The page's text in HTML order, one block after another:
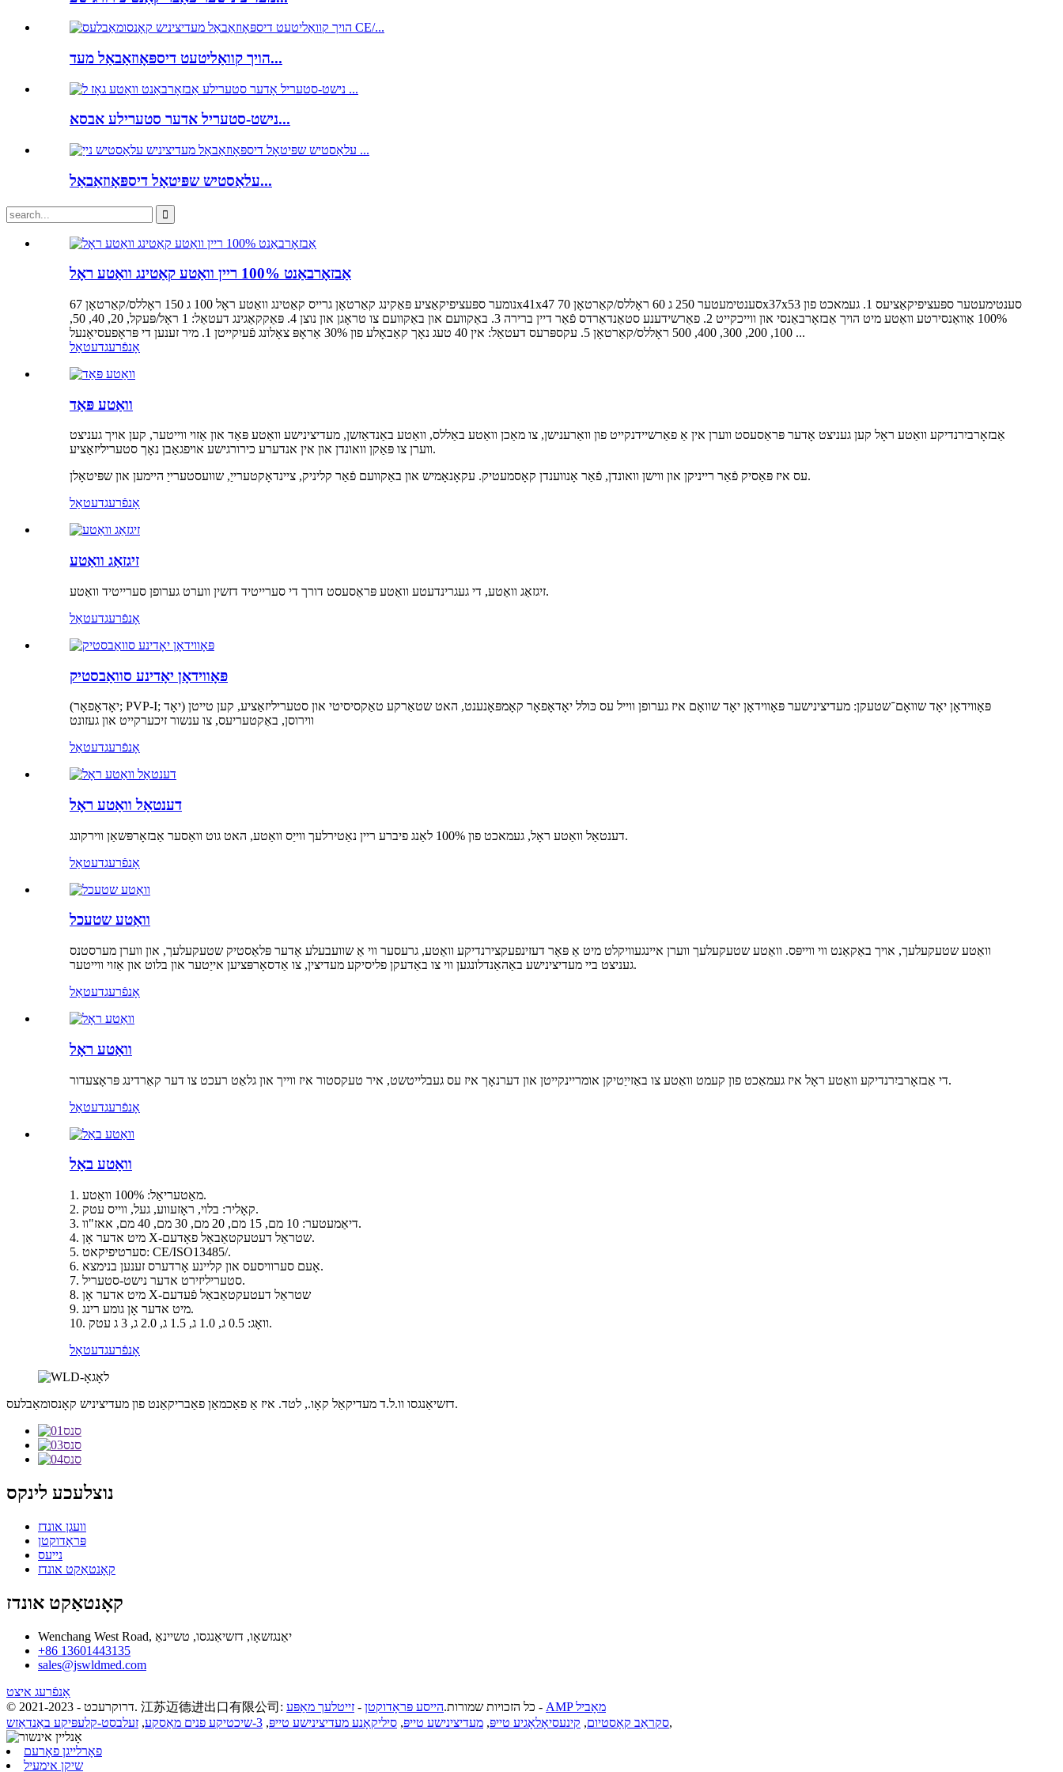
הויך קוואַליטעט דיספּאָוזאַבאַל מעד...
נישט-סטעריל אדער סטערילע אבסא...
עלאַסטיש שפּיטאָל דיספּאָוזאַבאַל...
אַבזאָרבאַנט 100% ריין וואַטע קאַטינג וואַטע ראָל
נומער ספּעציפיקאַציע פּאַקינג קאַרטאָן גרייס קאַטינג וואַטע ראָל 100 ג 150 ראָללס/קאַרטאָן 67x41x47 סענטימעטער 250 ג 60 ראָללס/קאַרטאָן 70x37x53 סענטימעטער ספּעציפיקאַציעס 1. געמאכט פון
100% אַוואַנסירטע וואַטע מיט הויך אַבזאָרבאַנסי און ווייכקייט 2. פאַרשידענע סטאַנדאַרדס פֿאַר דיין ברירה 3. באַקוועם און באַקוועם צו טראָגן און נוצן 4. פּאַקקאַגינג דעטאַל: 1 ראָל/פּעקל, 20, 40, 50,
100, 200, 300, 400, 500 ראָללס/קאַרטאָן 5. עקספּרעס דעטאַל: אין 40 טעג נאָך קאַבאָלע פון 30% אַראָפּ צאָלונג פֿעיִקייטן 1. מיר זענען די פּראָפעסיאָנעל ...
אָנפֿרעגדעטאַל
וואַטע פּאַד
אַבזאָרביִרנדיקע וואַטע ראָל קען געניצט אָדער פּראַסעסט ווערן אין אַ פאַרשיידנקייט פון וואַרענישן, צו מאַכן וואַטע באַללס, וואַטע באַנדאַזשן, מעדיצינישע וואַטע פּאַד און אַזוי ווייטער, קען אויך געניצט
ווערן צו פּאַקן וואונדן און אין אנדערע כירורגישע אויפגאַבן נאָך סטעריליזאַציע.
עס איז פּאַסיק פֿאַר רייניקן און ווישן וואונדן, פֿאַר אָנווענדן קאָסמעטיק. עקאָנאָמיש און באַקוועם פֿאַר קליניק, ציינדאָקטערייַ, שוועסטערייַ היימען און שפּיטאָלן.
אָנפֿרעגדעטאַל
זיגזאַג וואַטע
זיגזאַג וואַטע, די געגרינדעטע וואַטע פּראַסעסט דורך די סערייטיד דזשין ווערט גערופן סערייטיד וואַטע.
אָנפֿרעגדעטאַל
פּאָווידאָן יאָדינע סוואַבסטיק
(יאָדאָפאָר; PVP-I; יאָד) פּאָווידאָן יאָד שוואָם־שטעקן: מעדיצינישער פּאָווידאָן יאָד שוואָם איז גערופן ווייל עס כּולל יאָדאָפאָר קאָמפּאָנענט, האט שטאַרקע טאַקסיסיטי און סטעריליזאַציע, קען טייטן
ווירוסן, באַקטעריעס, צו ענשור זיכערקייט און געזונט
אָנפֿרעגדעטאַל
דענטאַל וואַטע ראָל
דענטאַל וואַטע ראָל, געמאכט פון 100% לאַנג פיברע ריין נאַטירלעך ווייַס וואַטע, האט גוט וואַסער אַבזאָרפּשאַן ווירקונג.
אָנפֿרעגדעטאַל
וואַטע שטעכל
וואַטע שטעקעלעך, אויך באַקאַנט ווי ווייפּס. וואַטע שטעקעלעך ווערן איינגעוויקלט מיט אַ פּאָר דעזינפעקצירנדיקע וואַטע, גרעסער ווי אַ שוועבעלע אָדער פּלאַסטיק שטעקעלעך, און ווערן מערסטנס
געניצט ביי מעדיצינישע באַהאַנדלונגען ווי צו באַדעקן פליסיקע מעדיצין, צו אַדסאָרפּציען אייַטער און בלוט און אַזוי ווייטער.
אָנפֿרעגדעטאַל
וואַטע ראָל
די אַבזאָרביִרנדיקע וואַטע ראָל איז געמאַכט פון קעמט וואַטע צו באַזייַטיקן אומריינקייטן און דערנאָך איז עס געבלייטשט, איר טעקסטור איז ווייך און גלאַט רעכט צו דער קאַרדינג פּראָצעדור.
אָנפֿרעגדעטאַל
וואַטע באַל
1. מאַטעריאַל: 100% וואַטע.
2. קאָליר: בלוי, ראָזעווע, געל, ווייס עטק.
3. דיאַמעטער: 10 מם, 15 מם, 20 מם, 30 מם, 40 מם, אאז"וו.
4. מיט אדער אָן X-שטראַל דעטעקטאַבאַל פאָדעם.
5. סערטיפיקאט: CE/ISO13485/.
6. אָעם סערוויסעס און קליינע אָרדערס זענען בנימצא.
7. סטעריליזירט אדער נישט-סטעריל.
8. מיט אדער אָן X-שטראַל דעטעקטאַבאַל פֿעדעם
9. מיט אדער אָן גומע רינג.
10. וואָג: 0.5 ג, 1.0 ג, 1.5 ג, 2.0 ג, 3 ג עטק.
אָנפֿרעגדעטאַל
דזשיאַנגסו וו.ל.ד מעדיקאַל קאָו., לטד. איז אַ פאַכמאַן פאַבריקאַנט פון מעדיציניש קאָנסומאַבלעס.
נוצלעכע לינקס
וועגן אונדז
פּראָדוקטן
נייעס
קאָנטאַקט אונדז
קאָנטאַקט אונדז
Wenchang West Road, יאַנגזשאָו, דזשיאַנגסו, טשיינאַ
+86 13601443135
sales@jswldmed.com
אָנפֿרעג איצט
© דרוקרעכט - 2021-2023. 江苏迈德进出口有限公司: כל הזכויות שמורות.הייסע פּראָדוקטן - זייטלעך מאַפּע -
AMP מאָביל
סקראַב קאָסטיום, קינעסיאָלאָגיע טייפּ, מעדיצינישע טייפּ, סיליקאָנע מעדיצינישע טייפּ, 3-שיכטיקע פנים מאַסקע , זעלבסט-קלעפּיקע באַנדאַזש ,
פאָרלייגן פאָרעם
שיקן אימעיל